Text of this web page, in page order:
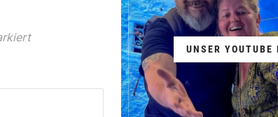
UNSER YOUTUBE